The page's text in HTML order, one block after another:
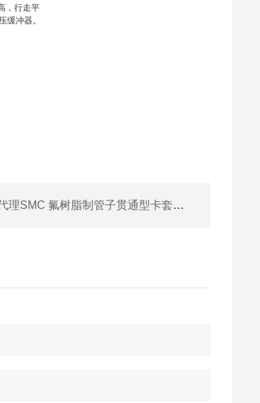
，行走平
缓冲器。
SMC 氟树脂制管子贯通型卡套式接头 LQHB